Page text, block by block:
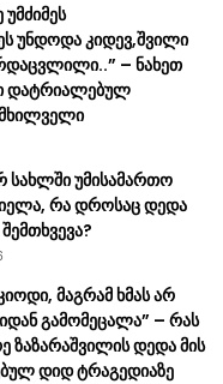
უნდოდა კიდევ,შვილი
– ნახეთ
დატრიალებულ
სახლში უმისამართო
რა დროსაც დედა
მაგრამ ხმას არ
გამომეცალა” – რას
ზაზარაშვილის დედა მის
დიდ ტრაგედიაზე